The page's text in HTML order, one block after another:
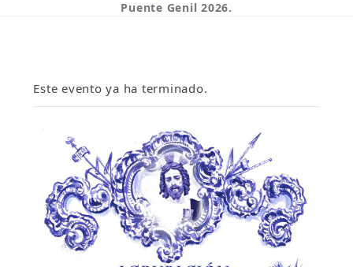
Puente Genil 2026.
Este evento ya ha terminado.